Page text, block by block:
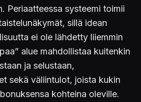
Periaatteessa systeemi toimii
sillä idean
ei ole lähdetty liiemmin
alue mahdollistaa kuitenkin
ja selustaan,
sekä väliintulot, joista kukin
kohteina oleville.